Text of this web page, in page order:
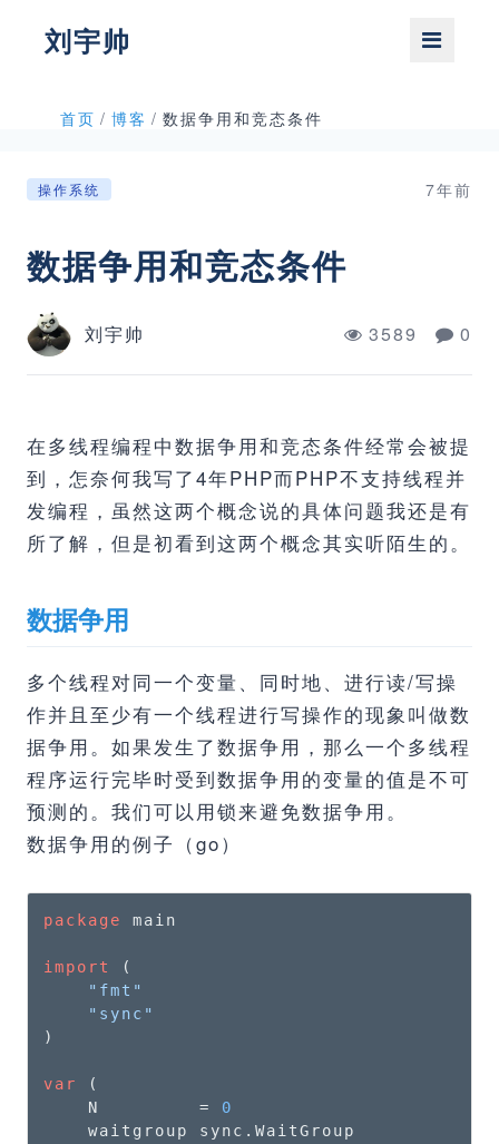
刘宇帅
首页 / 博客 / 数据争用和竞态条件
操作系统 7年前
数据争用和竞态条件
刘宇帅 3589 0
在多线程编程中数据争用和竞态条件经常会被提
到，怎奈何我写了4年PHP而PHP不支持线程并
发编程，虽然这两个概念说的具体问题我还是有
所了解，但是初看到这两个概念其实听陌生的。
数据争用
多个线程对同一个变量、同时地、进行读/写操
作并且至少有一个线程进行写操作的现象叫做数
据争用。如果发生了数据争用，那么一个多线程
程序运行完毕时受到数据争用的变量的值是不可
预测的。我们可以用锁来避免数据争用。
数据争用的例子（go）
package main
import
(
"fmt"
"sync"
)
var
(
    N         =
0
    waitgroup sync.WaitGroup